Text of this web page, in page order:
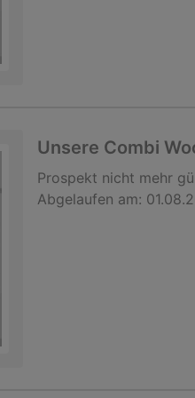
Unsere Combi
Prospekt nicht mehr
Abgelaufen am: